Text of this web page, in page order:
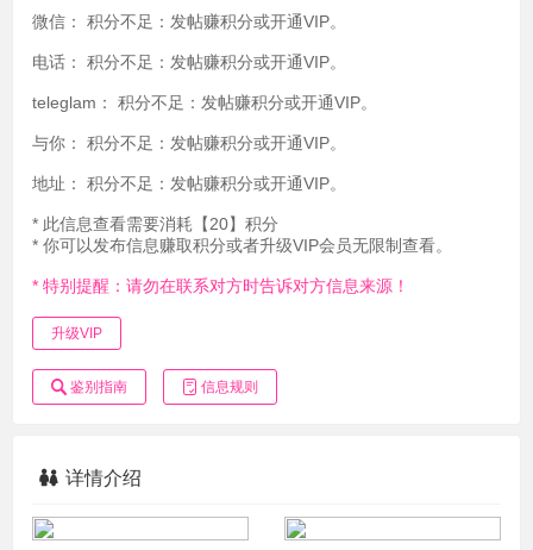
微信： 积分不足：发帖赚积分或开通VIP。
电话： 积分不足：发帖赚积分或开通VIP。
teleglam： 积分不足：发帖赚积分或开通VIP。
与你： 积分不足：发帖赚积分或开通VIP。
地址： 积分不足：发帖赚积分或开通VIP。
* 此信息查看需要消耗【20】积分
* 你可以发布信息赚取积分或者升级VIP会员无限制查看。
* 特别提醒：请勿在联系对方时告诉对方信息来源！
升级VIP
鉴别指南 信息规则
详情介绍